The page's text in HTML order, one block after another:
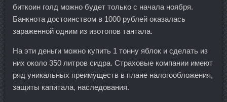
биткоин голд можно будет только с начала ноября.
Банкнота достоинством в 1000 рублей оказалась
зараженной одним из изотопов тантала.
На эти деньги можно купить 1 тонну яблок и сделать из
них около 350 литров сидра. Страховые компании имеют
ряд уникальных преимуществ в плане налогообложения,
защиты капитала, наследования.